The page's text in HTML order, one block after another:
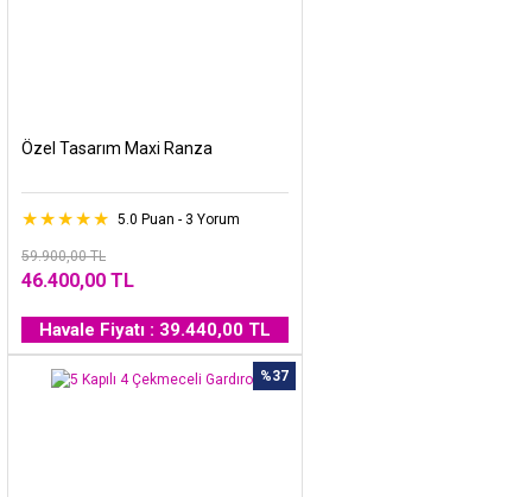
Özel Tasarım Maxi Ranza
5.0 Puan - 3 Yorum
59.900,00 TL
46.400,00 TL
Havale Fiyatı : 39.440,00 TL
%37